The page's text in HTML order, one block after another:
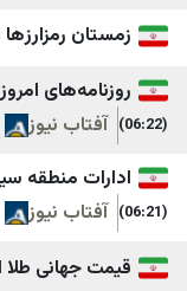
هنا لبنان
البديل
تفاصيل
اساس ميديا
بالمباشر
Lebanon
قربانی گرفت (06:26)
امروز چهارشنبه ۱۴۰۵/۰۵/۱۴
نیوز
منطقه سیستان و
نیوز
امروز ۱۴۰۵/۰۵/۱۴